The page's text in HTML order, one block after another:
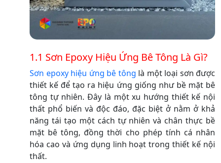
1.1 Sơn Epoxy Hiệu Ứng Bê Tông Là Gì?
Sơn epoxy hiệu ứng bê tông là một loại sơn được
thiết kế để tạo ra hiệu ứng giống như bề mặt bê
tông tự nhiên. Đây là một xu hướng thiết kế nội
thất phổ biến và độc đáo, đặc biệt ở nằm ở khả
năng tái tạo một cách tự nhiên và chân thực bề
mặt bê tông, đồng thời cho phép tính cá nhân
hóa cao và ứng dụng linh hoạt trong thiết kế nội
thất.